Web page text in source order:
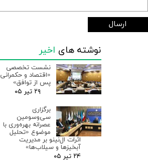
ارسال
نوشته های اخیر
نشست تخصصی
«اقتصاد و حکمرانی
پس از توافق»
۲۹ تیر ۰۵
برگزاری
سی‌وسومین
عصرانه بهره‌وری با
موضوع «تحلیل
اثرات ال‌نینو بر مدیریت
آبخیزها و سیلاب‌ها»
۲۴ تیر ۰۵